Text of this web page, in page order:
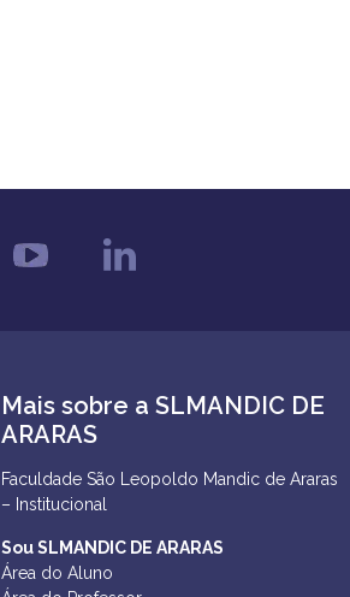
Mais sobre a SLMANDIC DE
ARARAS
Faculdade São Leopoldo Mandic de Araras
– Institucional
Sou SLMANDIC DE ARARAS
Área do Aluno